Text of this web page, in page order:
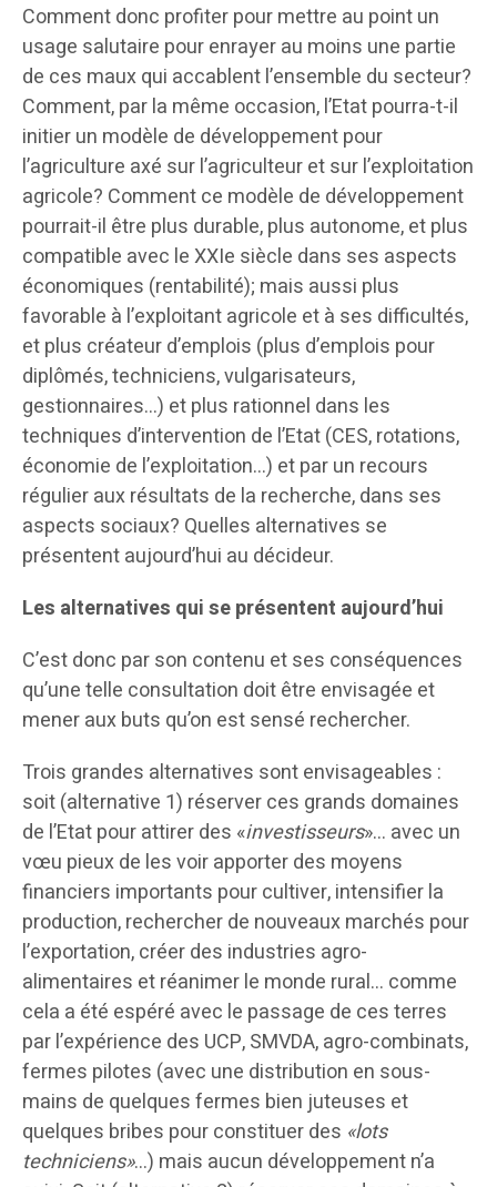
Comment donc profiter pour mettre au point un
usage salutaire pour enrayer au moins une partie
de ces maux qui accablent l’ensemble du secteur?
Comment, par la même occasion, l’Etat pourra-t-il
initier un modèle de développement pour
l’agriculture axé sur l’agriculteur et sur l’exploitation
agricole? Comment ce modèle de développement
pourrait-il être plus durable, plus autonome, et plus
compatible avec le XXIe siècle dans ses aspects
économiques (rentabilité); mais aussi plus
favorable à l’exploitant agricole et à ses difficultés,
et plus créateur d’emplois (plus d’emplois pour
diplômés, techniciens, vulgarisateurs,
gestionnaires…) et plus rationnel dans les
techniques d’intervention de l’Etat (CES, rotations,
économie de l’exploitation…) et par un recours
régulier aux résultats de la recherche, dans ses
aspects sociaux? Quelles alternatives se
présentent aujourd’hui au décideur.
Les alternatives qui se présentent aujourd’hui
C’est donc par son contenu et ses conséquences
qu’une telle consultation doit être envisagée et
mener aux buts qu’on est sensé rechercher.
Trois grandes alternatives sont envisageables :
soit (alternative 1) réserver ces grands domaines
de l’Etat pour attirer des «investisseurs»… avec un
vœu pieux de les voir apporter des moyens
financiers importants pour cultiver, intensifier la
production, rechercher de nouveaux marchés pour
l’exportation, créer des industries agro-
alimentaires et réanimer le monde rural… comme
cela a été espéré avec le passage de ces terres
par l’expérience des UCP, SMVDA, agro-combinats,
fermes pilotes (avec une distribution en sous-
mains de quelques fermes bien juteuses et
quelques bribes pour constituer des «lots
techniciens»…) mais aucun développement n’a